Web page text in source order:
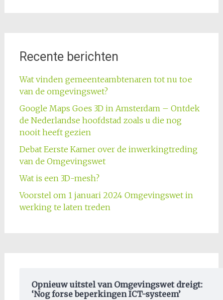
Recente berichten
Wat vinden gemeenteambtenaren tot nu toe
van de omgevingswet?
Google Maps Goes 3D in Amsterdam – Ontdek
de Nederlandse hoofdstad zoals u die nog
nooit heeft gezien
Debat Eerste Kamer over de inwerkingtreding
van de Omgevingswet
Wat is een 3D-mesh?
Voorstel om 1 januari 2024 Omgevingswet in
werking te laten treden
Opnieuw uitstel van Omgevingswet dreigt:
‘Nog forse beperkingen ICT-systeem’